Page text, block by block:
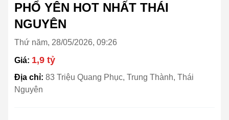
PHỔ YÊN HOT NHẤT THÁI
NGUYÊN
Thứ năm, 28/05/2026, 09:26
Giá: 1,9 tỷ
Địa chỉ: 83 Triệu Quang Phục, Trung Thành, Thái
Nguyên